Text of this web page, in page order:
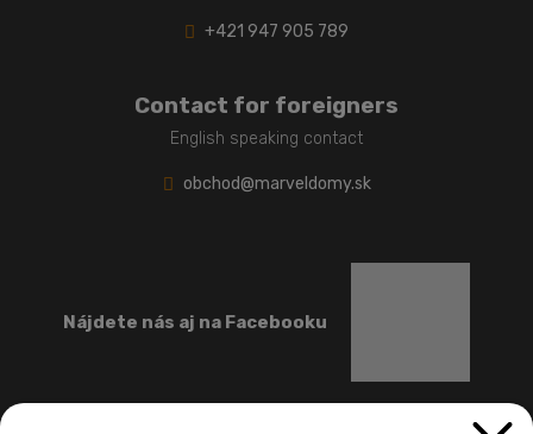
+421 947 905 789
Contact for foreigners
English speaking contact
obchod@marveldomy.sk
Nájdete nás aj na Facebooku